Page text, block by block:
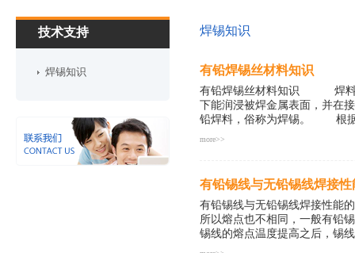
技术支持
焊锡知识
焊锡知识
有铅焊锡丝材料知识
有铅焊锡丝材料知识 焊料是
下能润浸被焊金属表面，并在
铅焊料，俗称为焊锡。 根据
——是常用的锡铅合金焊料，
电子行业的软钎焊、散热器及
工艺调质精炼处理而生产成的
焊性强、焊点均匀、光亮等特
www.xht01.com
more>>
有铅锡线与无铅锡线焊接
有铅锡线与无铅锡线焊接性
所以熔点也不相同，一般有铅
锡线的熔点温度提高之后，锡